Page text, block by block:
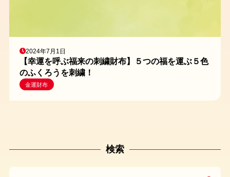
2024年7月1日
【幸運を呼ぶ福来の刺繍財布】５つの福を運ぶ５色
のふくろうを刺繍！
金運財布
検索